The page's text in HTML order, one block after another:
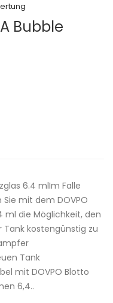
Bubble
6.4 mlIm Falle
mit dem DOVPO
ml die Möglichkeit, den
Tank kostengünstig zu
Tank
mit DOVPO Blotto
6,4..